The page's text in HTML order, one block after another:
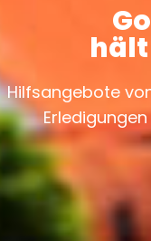
Hilfsangebote